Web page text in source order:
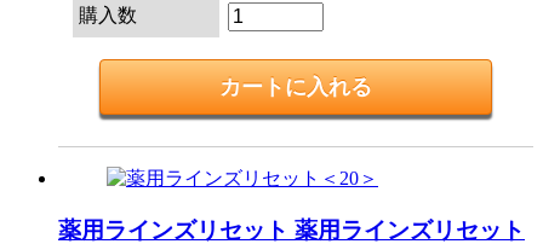
購入数
薬用ラインズリセット 薬用ラインズリセット